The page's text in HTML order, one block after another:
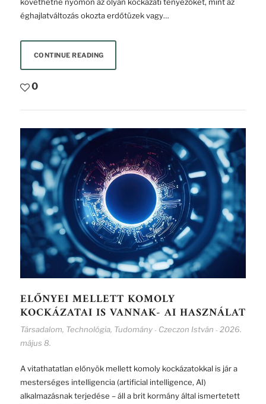
éghajlatváltozás okozta erdőtüzek vagy…
CONTINUE READING
0
ELŐNYEI MELLETT KOMOLY
KOCKÁZATAI IS VANNAK- AI HASZNÁLAT
Társadalom, Technológia, Tudomány - Czeczon István - 2026.
május 8.
A vitathatatlan előnyök mellett komoly kockázatokkal is jár a
mesterséges intelligencia (artificial intelligence, AI)
alkalmazásnak terjedése – áll a brit kormány által ismertetett